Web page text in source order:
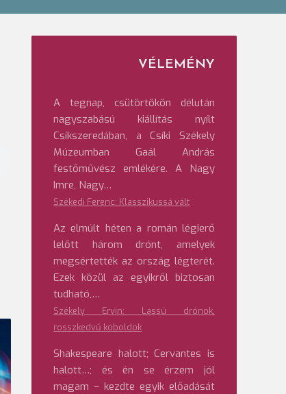
VÉLEMÉNY
A tegnap, csütörtökön délután
nagyszabású kiállítás nyílt
Csíkszeredában, a Csíki Székely
Múzeumban Gaál András
festőművész emlékére. A Nagy
Imre, Nagy…
Székedi Ferenc: Klasszikussá vált
Az elmúlt héten a román légierő
lelőtt három drónt, amelyek
megsértették az ország légterét.
Ezek közül az egyikről biztosan
tudható,…
Székely Ervin: Lassú drónok,
rosszkedvű koboldok
Shakespeare halott; Cervantes is
halott…; és én se érzem jól
magam – kezdte egyik előadását